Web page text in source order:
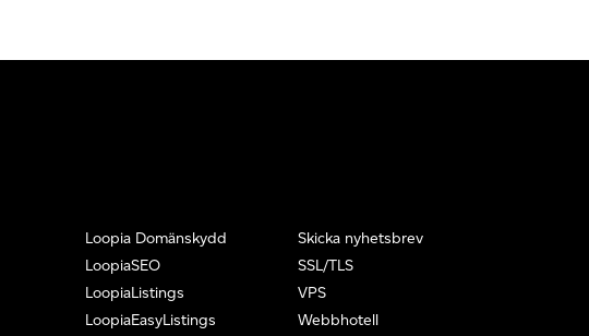
Loopia Domänskydd
LoopiaSEO
LoopiaListings
LoopiaEasyListings
Skicka nyhetsbrev
SSL/TLS
VPS
Webbhotell